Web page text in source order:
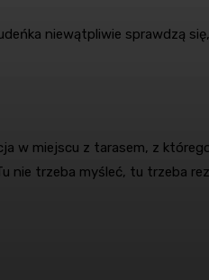
niewątpliwie sprawdzą
w miejscu z tarasem, z
nie trzeba myśleć, tu trzeba